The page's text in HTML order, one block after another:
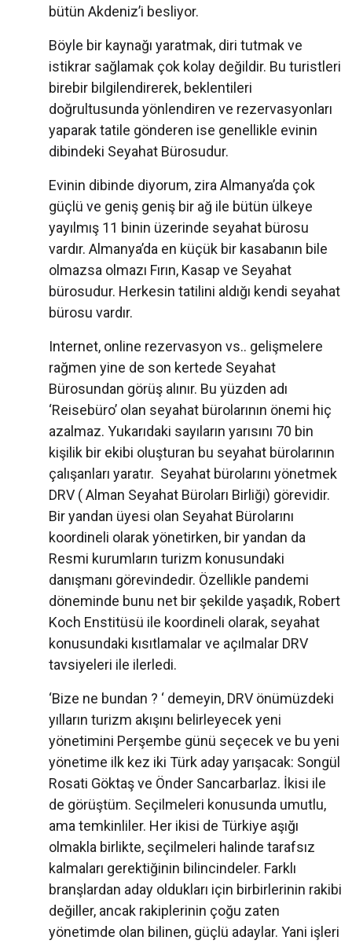
bütün Akdeniz’i besliyor.
Böyle bir kaynağı yaratmak, diri tutmak ve
istikrar sağlamak çok kolay değildir. Bu turistleri
birebir bilgilendirerek, beklentileri
doğrultusunda yönlendiren ve rezervasyonları
yaparak tatile gönderen ise genellikle evinin
dibindeki Seyahat Bürosudur.
Evinin dibinde diyorum, zira Almanya’da çok
güçlü ve geniş geniş bir ağ ile bütün ülkeye
yayılmış 11 binin üzerinde seyahat bürosu
vardır. Almanya’da en küçük bir kasabanın bile
olmazsa olmazı Fırın, Kasap ve Seyahat
bürosudur. Herkesin tatilini aldığı kendi seyahat
bürosu vardır.
Internet, online rezervasyon vs.. gelişmelere
rağmen yine de son kertede Seyahat
Bürosundan görüş alınır. Bu yüzden adı
‘Reisebüro’ olan seyahat bürolarının önemi hiç
azalmaz. Yukarıdaki sayıların yarısını 70 bin
kişilik bir ekibi oluşturan bu seyahat bürolarının
çalışanları yaratır. Seyahat bürolarını yönetmek
DRV ( Alman Seyahat Büroları Birliği) görevidir.
Bir yandan üyesi olan Seyahat Bürolarını
koordineli olarak yönetirken, bir yandan da
Resmi kurumların turizm konusundaki
danışmanı görevindedir. Özellikle pandemi
döneminde bunu net bir şekilde yaşadık, Robert
Koch Enstitüsü ile koordineli olarak, seyahat
konusundaki kısıtlamalar ve açılmalar DRV
tavsiyeleri ile ilerledi.
‘Bize ne bundan ? ‘ demeyin, DRV önümüzdeki
yılların turizm akışını belirleyecek yeni
yönetimini Perşembe günü seçecek ve bu yeni
yönetime ilk kez iki Türk aday yarışacak: Songül
Rosati Göktaş ve Önder Sancarbarlaz. İkisi ile
de görüştüm. Seçilmeleri konusunda umutlu,
ama temkinliler. Her ikisi de Türkiye aşığı
olmakla birlikte, seçilmeleri halinde tarafsız
kalmaları gerektiğinin bilincindeler. Farklı
branşlardan aday oldukları için birbirlerinin rakibi
değiller, ancak rakiplerinin çoğu zaten
yönetimde olan bilinen, güçlü adaylar. Yani işleri